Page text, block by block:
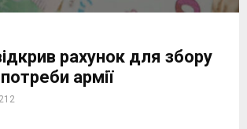
рахунок для збору
армії
212